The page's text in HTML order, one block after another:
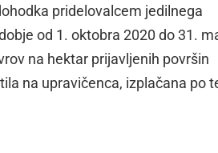
pridelovalcem jedilnega
od 1. oktobra 2020 do 31.
na hektar prijavljenih površin
na upravičenca, izplačana po